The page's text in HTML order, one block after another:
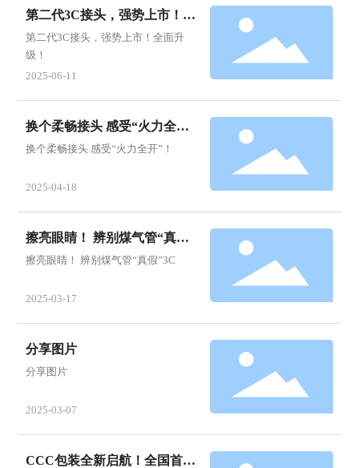
第二代3C接头，强势上市！全
面升级！
第二代3C接头，强势上市！全面升
级！
2025-06-11
换个柔畅接头 感受“火力全
开”！
换个柔畅接头 感受“火力全开”！
2025-04-18
擦亮眼睛！ 辨别煤气管“真假”
3C
擦亮眼睛！ 辨别煤气管“真假”3C
2025-03-17
分享图片
分享图片
2025-03-07
CCC包装全新启航！全国首